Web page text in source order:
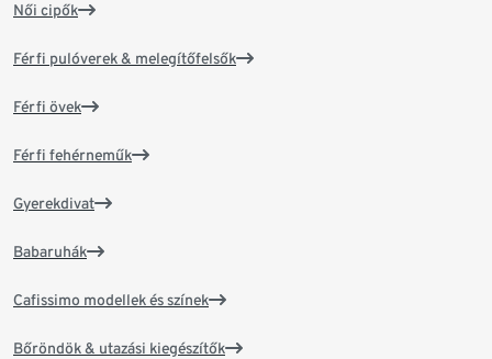
Női cipők
Férfi pulóverek & melegítőfelsők
Férfi övek
Férfi fehérneműk
Gyerekdivat
Babaruhák
Cafissimo modellek és színek
Bőröndök & utazási kiegészítők